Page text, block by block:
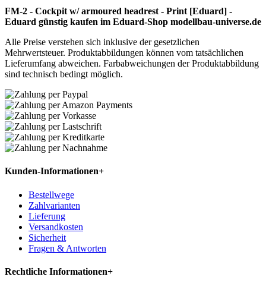
FM-2 - Cockpit w/ armoured headrest - Print [Eduard] -
Eduard günstig kaufen im Eduard-Shop modellbau-universe.de
Alle Preise verstehen sich inklusive der gesetzlichen
Mehrwertsteuer. Produktabbildungen können vom tatsächlichen
Lieferumfang abweichen. Farbabweichungen der Produktabbildung
sind technisch bedingt möglich.
Kunden-Informationen+
Bestellwege
Zahlvarianten
Lieferung
Versandkosten
Sicherheit
Fragen & Antworten
Rechtliche Informationen+